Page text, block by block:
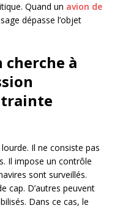
Quand un avion de
dépasse l’objet
cherche à
Il ne consiste pas
Il impose un contrôle
sont surveillés.
cap. D’autres peuvent
Dans ce cas, le